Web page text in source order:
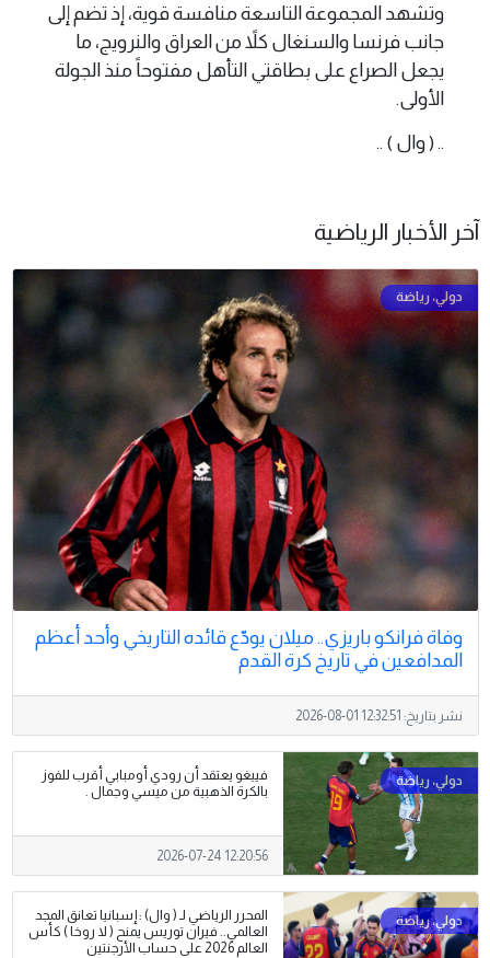
وتشهد المجموعة التاسعة منافسة قوية، إذ تضم إلى
جانب فرنسا والسنغال كلاً من العراق والنرويج، ما
يجعل الصراع على بطاقتي التأهل مفتوحاً منذ الجولة
الأولى.
.. ( وال ) ..
آخر الأخبار الرياضية
وفاة فرانكو باريزي.. ميلان يودّع قائده التاريخي وأحد أعظم
المدافعين في تاريخ كرة القدم
نشر بتاريخ: 2026-08-01 12:32:51
فييغو يعتقد أن رودي أومبابي أقرب للفوز
بالكرة الذهبية من ميسي وجمال .
2026-07-24 12:20:56
المحرر الرياضي لـ ( وال) : إسبانيا تعانق المجد
العالمي.. فيران توريس يمنح ( لا روخا ) كأس
العالم 2026 على حساب الأرجنتين